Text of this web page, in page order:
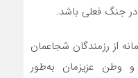
در جنگ فعلی باشد.
از رزمندگان شجاعمان
عزیزمان به‌طور